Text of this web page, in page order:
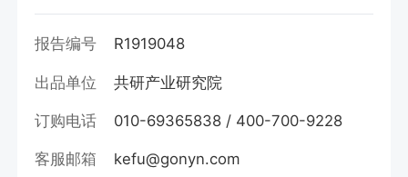
报告编号 R1919048
出品单位 共研产业研究院
订购电话 010-69365838 / 400-700-9228
客服邮箱 kefu@gonyn.com